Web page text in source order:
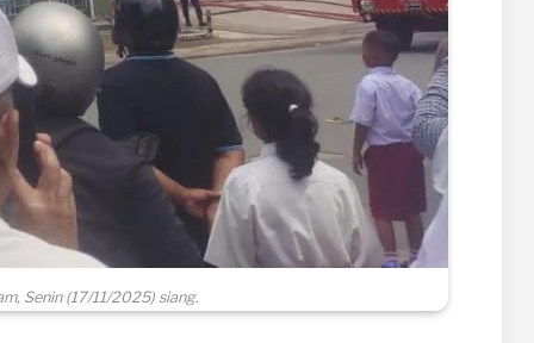
Senin (17/11/2025) siang.